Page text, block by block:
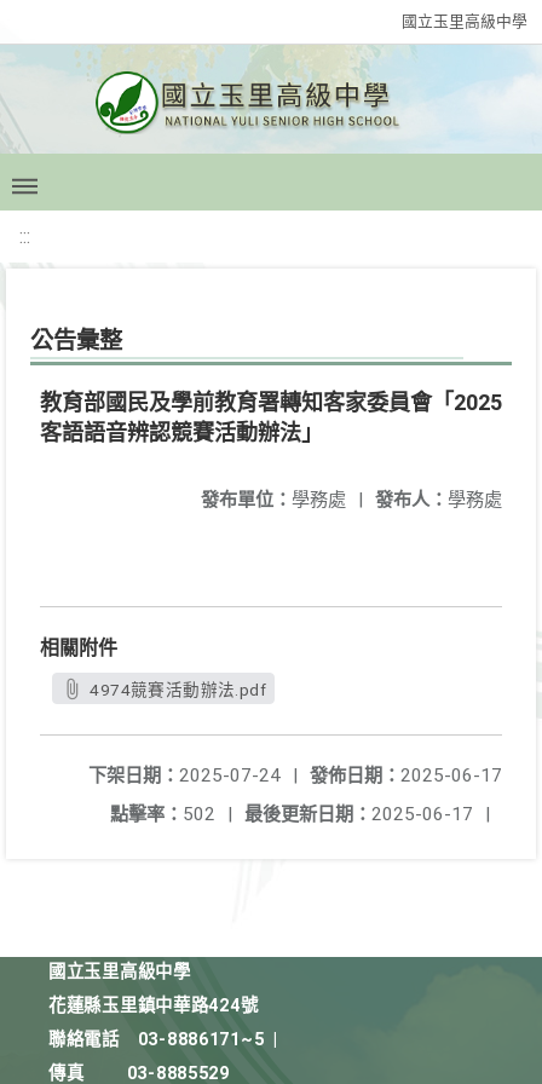
國立玉里高級中學
:::
公告彙整
教育部國民及學前教育署轉知客家委員會「2025
客語語音辨認競賽活動辦法」
發布人： 學務處
發布單位： 學務處 |
相關附件
4974競賽活動辦法.pdf
發佈日期： 2025-06-17
下架日期： 2025-07-24
|
最後更新日期： 2025-06-17 |
點擊率： 502 |
國立玉里高級中學
花蓮縣玉里鎮中華路424號
聯絡電話
03-8886171~5
傳真
03-8885529